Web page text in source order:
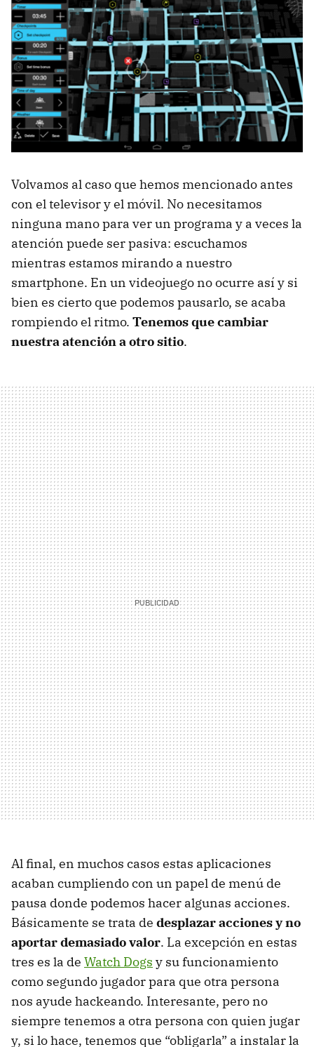
Volvamos al caso que hemos mencionado antes
con el televisor y el móvil. No necesitamos
ninguna mano para ver un programa y a veces la
atención puede ser pasiva: escuchamos
mientras estamos mirando a nuestro
smartphone. En un videojuego no ocurre así y si
bien es cierto que podemos pausarlo, se acaba
rompiendo el ritmo. Tenemos que cambiar
nuestra atención a otro sitio.
Al final, en muchos casos estas aplicaciones
acaban cumpliendo con un papel de menú de
pausa donde podemos hacer algunas acciones.
Básicamente se trata de desplazar acciones y no
aportar demasiado valor. La excepción en estas
tres es la de Watch Dogs y su funcionamiento
como segundo jugador para que otra persona
nos ayude hackeando. Interesante, pero no
siempre tenemos a otra persona con quien jugar
y, si lo hace, tenemos que “obligarla” a instalar la